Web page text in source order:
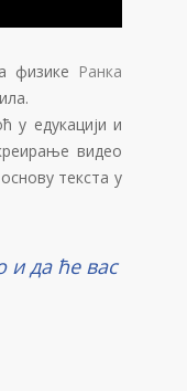
физике Ранка
у едукацији и
видео
текста у
и да ће вас